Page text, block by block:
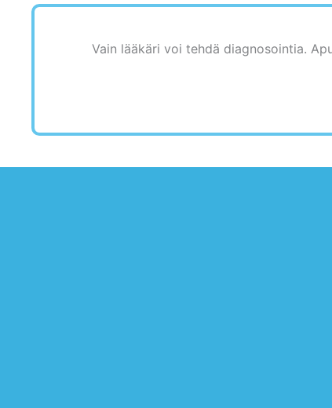
Vain lääkäri voi tehdä diagnosointia.